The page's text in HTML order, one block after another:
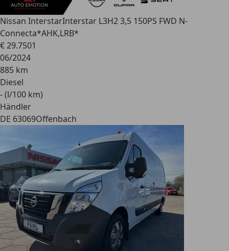
Nissan InterstarInterstar L3H2 3,5 150PS FWD N-
Connecta*AHK,LRB*
€ 29.7501
06/2024
885 km
Diesel
- (l/100 km)
Händler
DE 63069Offenbach